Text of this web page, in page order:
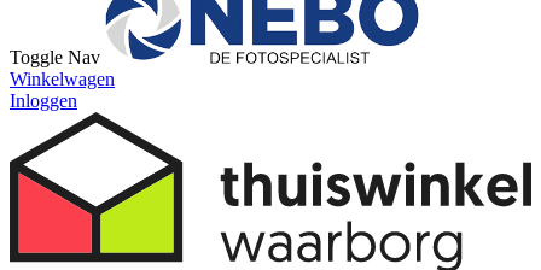
Toggle Nav
Winkelwagen
Inloggen